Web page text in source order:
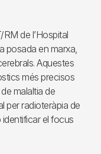
de l’Hospital
posada en marxa,
Aquestes
més precisos
malaltia de
per radioteràpia de
el focus